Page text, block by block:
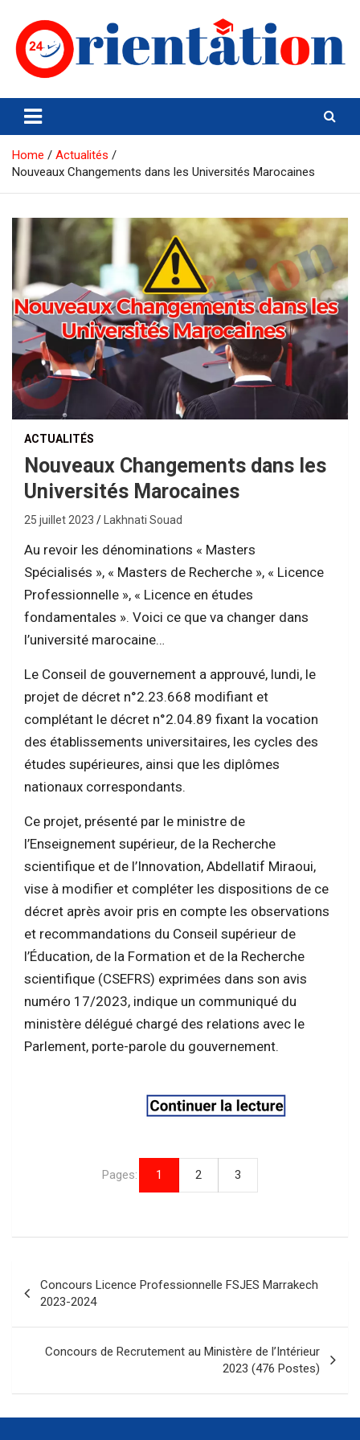
content
Orientation24
Emploi et Orientation au Maroc
Home
Actualités
Nouveaux Changements dans les Universités Marocaines
ACTUALITÉS
Nouveaux Changements dans les
Universités Marocaines
25 juillet 2023 Lakhnati Souad
Au revoir les dénominations « Masters
Spécialisés », « Masters de Recherche », « Licence
Professionnelle », « Licence en études
fondamentales ». Voici ce que va changer dans
l’université marocaine…
Le Conseil de gouvernement a approuvé, lundi, le
projet de décret n°2.23.668 modifiant et
complétant le décret n°2.04.89 fixant la vocation
des établissements universitaires, les cycles des
études supérieures, ainsi que les diplômes
nationaux correspondants.
Ce projet, présenté par le ministre de
l’Enseignement supérieur, de la Recherche
scientifique et de l’Innovation, Abdellatif Miraoui,
vise à modifier et compléter les dispositions de ce
décret après avoir pris en compte les observations
et recommandations du Conseil supérieur de
l’Éducation, de la Formation et de la Recherche
scientifique (CSEFRS) exprimées dans son avis
numéro 17/2023, indique un communiqué du
ministère délégué chargé des relations avec le
Parlement, porte-parole du gouvernement.
Pages: 1 2 3
de
l’article
Concours Licence Professionnelle FSJES Marrakech
2023-2024
Concours de Recrutement au Ministère de l’Intérieur
2023 (476 Postes)